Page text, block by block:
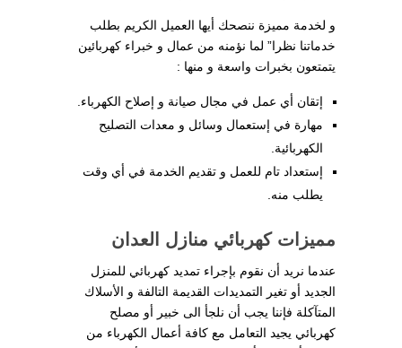
و لخدمة مميزة ننصحك أيها العميل الكريم بطلب
خدماتنا نظرا” لما نؤمنه من عمال و خبراء كهربائين
يتمتعون بخبرات واسعة و منها :
إتقان أي عمل في مجال صيانة و إصلاح الكهرباء.
مهارة في إستعمال وسائل و معدات التصليح
الكهربائية.
إستعداد تام للعمل و تقديم الخدمة في أي وقت
يطلب منه.
مميزات كهربائي منازل العدان
عندما نريد أن نقوم بإجراء تمديد كهربائي للمنزل
الجديد أو تغير التمديدات القديمة التالفة و الأسلاك
المتآكلة فإننا يجب أن نلجأ الى خبير أو مصلح
كهربائي يجيد التعامل مع كافة أعمال الكهرباء من